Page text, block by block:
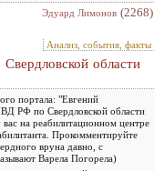
Эдуард Лимонов (2268)
Анализ, события, факты
области
портала: "Евгений
РФ по Свердловской области
вас на реабилитационном центре
Прокомментируйте
вруна давно, с
Варела Погорела)